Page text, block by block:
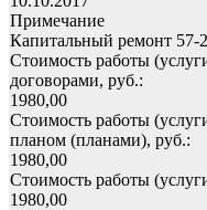
Примечание
Капитальный ремонт 57-
Стоимость работы
договорами, руб.:
1980,00
Стоимость работы
планом (планами), руб.:
1980,00
Стоимость работы
1980,00